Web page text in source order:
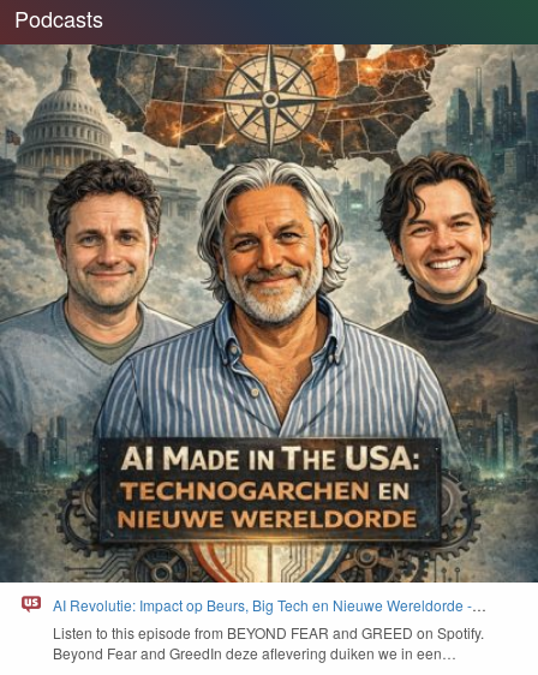
Podcasts
AI Revolutie: Impact op Beurs, Big Tech en Nieuwe Wereldorde -
BEYOND FEAR and GREED
Lis­ten to this episode from BEYOND FEAR and GREED on Spo­ti­fy.
Beyond Fear and Greed­In deze aflev­er­ing duiken we in een…